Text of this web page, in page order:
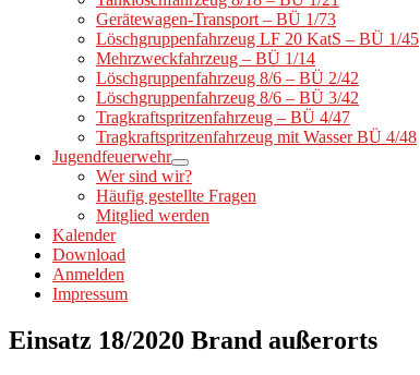
Gerätewagen-Transport – BÜ 1/73
Löschgruppenfahrzeug LF 20 KatS – BÜ 1/45
Mehrzweckfahrzeug – BÜ 1/14
Löschgruppenfahrzeug 8/6 – BÜ 2/42
Löschgruppenfahrzeug 8/6 – BÜ 3/42
Tragkraftspritzenfahrzeug – BÜ 4/47
Tragkraftspritzenfahrzeug mit Wasser BÜ 4/48
Jugendfeuerwehr
Wer sind wir?
Häufig gestellte Fragen
Mitglied werden
Kalender
Download
Anmelden
Impressum
Einsatz 18/2020 Brand außerorts